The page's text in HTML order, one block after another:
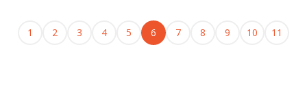
1 2 3 4 5 6 7 8 9 10 11